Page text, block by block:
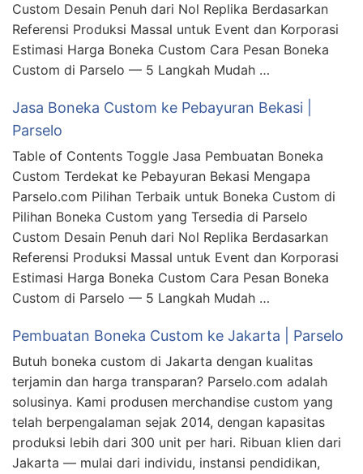
Custom Desain Penuh dari Nol Replika Berdasarkan
Referensi Produksi Massal untuk Event dan Korporasi
Estimasi Harga Boneka Custom Cara Pesan Boneka
Custom di Parselo — 5 Langkah Mudah …
Jasa Boneka Custom ke Pebayuran Bekasi |
Parselo
Table of Contents Toggle Jasa Pembuatan Boneka
Custom Terdekat ke Pebayuran Bekasi Mengapa
Parselo.com Pilihan Terbaik untuk Boneka Custom di
Pilihan Boneka Custom yang Tersedia di Parselo
Custom Desain Penuh dari Nol Replika Berdasarkan
Referensi Produksi Massal untuk Event dan Korporasi
Estimasi Harga Boneka Custom Cara Pesan Boneka
Custom di Parselo — 5 Langkah Mudah …
Pembuatan Boneka Custom ke Jakarta | Parselo
Butuh boneka custom di Jakarta dengan kualitas
terjamin dan harga transparan? Parselo.com adalah
solusinya. Kami produsen merchandise custom yang
telah berpengalaman sejak 2014, dengan kapasitas
produksi lebih dari 300 unit per hari. Ribuan klien dari
Jakarta — mulai dari individu, instansi pendidikan,